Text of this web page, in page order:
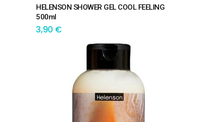
HELENSON SHOWER GEL COOL FEELING
500ml
3,90 €